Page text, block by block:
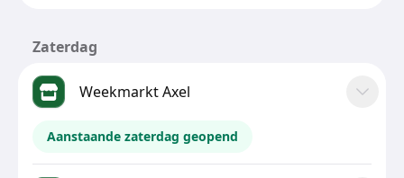
Zaterdag
Weekmarkt Axel
Aanstaande zaterdag geopend